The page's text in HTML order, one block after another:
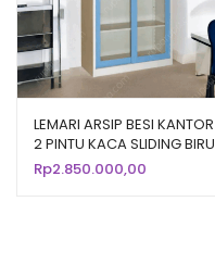
LEMARI ARSIP BESI KANTOR
2 PINTU KACA SLIDING BIRU
KRISBOW
Rp2.850.000,00